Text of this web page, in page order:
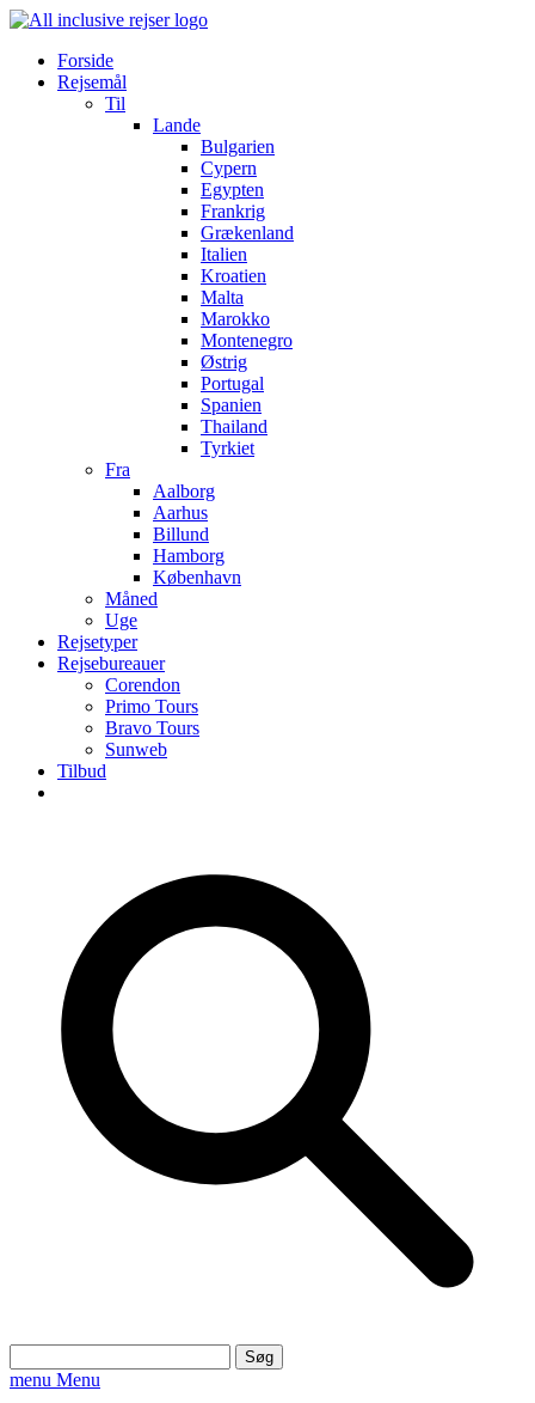
Forside
Rejsemål
Til
Lande
Bulgarien
Cypern
Egypten
Frankrig
Grækenland
Italien
Kroatien
Malta
Marokko
Montenegro
Østrig
Portugal
Spanien
Thailand
Tyrkiet
Fra
Aalborg
Aarhus
Billund
Hamborg
København
Måned
Uge
Rejsetyper
Rejsebureauer
Corendon
Primo Tours
Bravo Tours
Sunweb
Tilbud
efter:
menu Menu